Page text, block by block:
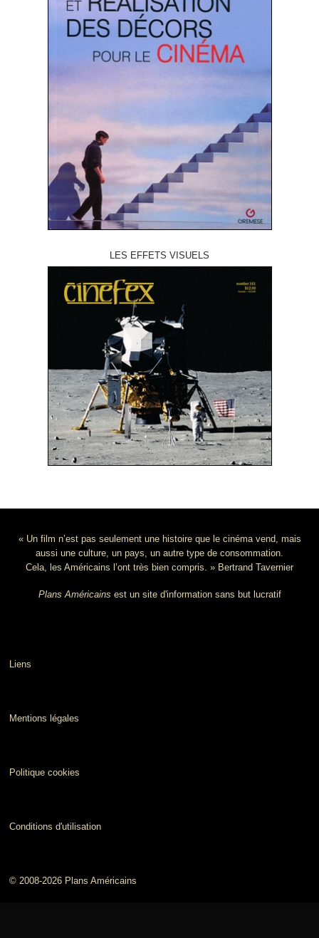
LES EFFETS VISUELS
« Un film n’est pas seulement une histoire que le cinéma vend, mais
aussi une culture, un pays, un autre type de consommation.
Cela, les Américains l’ont très bien compris. » Bertrand Tavernier
Plans Américains est un site d'information sans but lucratif
Liens
Mentions légales
Politique cookies
Conditions d'utilisation
© 2008-2026 Plans Américains